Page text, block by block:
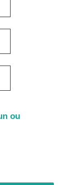
ou